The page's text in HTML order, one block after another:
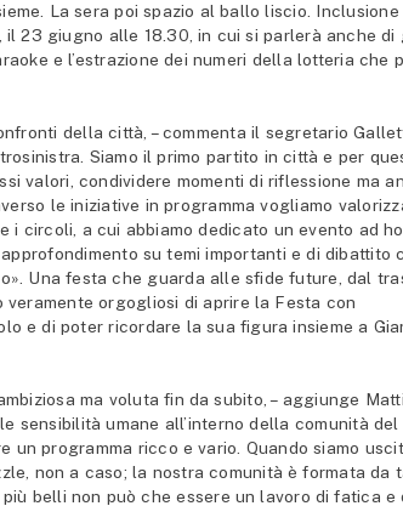
La sera poi spazio al ballo liscio. Inclusione
23 giugno alle 18.30, in cui si parlerà anche di
e l’estrazione dei numeri della lotteria che
della città, – commenta il segretario
Siamo il primo partito in città e per
valori, condividere momenti di riflessione ma
le iniziative in programma vogliamo
circoli, a cui abbiamo dedicato un evento ad
su temi importanti e di dibattito
Una festa che guarda alle sfide future, dal
veramente orgogliosi di aprire la Festa con
e di poter ricordare la sua figura insieme a
ma voluta fin da subito, – aggiunge
sensibilità umane all’interno della comunità
un programma ricco e vario. Quando siamo
non a caso; la nostra comunità è formata da
belli non può che essere un lavoro di fatica e